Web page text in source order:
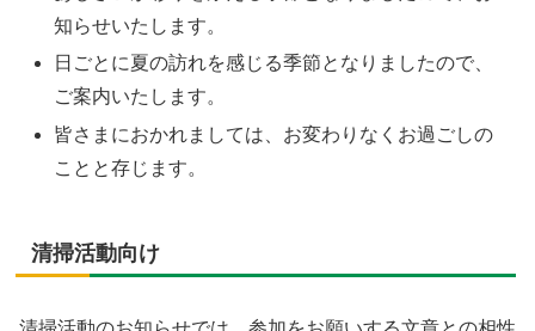
知らせいたします。
日ごとに夏の訪れを感じる季節となりましたので、
ご案内いたします。
皆さまにおかれましては、お変わりなくお過ごしの
ことと存じます。
清掃活動向け